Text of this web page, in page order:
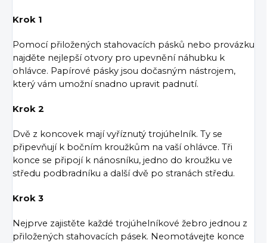
Krok 1
Pomocí přiložených stahovacích pásků nebo provázku
najděte nejlepší otvory pro upevnění náhubku k
ohlávce. Papírové pásky jsou dočasným nástrojem,
který vám umožní snadno upravit padnutí.
Krok 2
Dvě z koncovek mají vyříznutý trojúhelník. Ty se
připevňují k bočním kroužkům na vaší ohlávce. Tři
konce se připojí k nánosníku, jedno do kroužku ve
středu podbradníku a další dvě po stranách středu.
Krok 3
Nejprve zajistěte každé trojúhelníkové žebro jednou z
přiložených stahovacích pásek. Neomotávejte konce